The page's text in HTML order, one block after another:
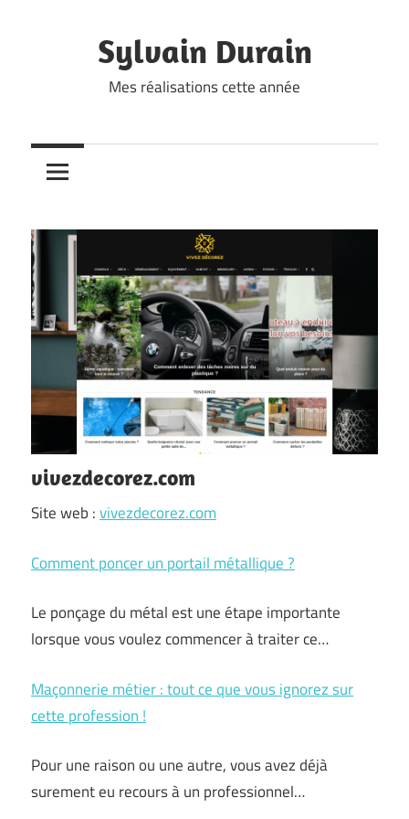
Sylvain Durain
Mes réalisations cette année
vivezdecorez.com
Site web :vivezdecorez.com
Comment poncer un portail métallique ?
Le ponçage du métal est une étape importante
lorsque vous voulez commencer à traiter ce…
Maçonnerie métier : tout ce que vous ignorez sur
cette profession !
Pour une raison ou une autre, vous avez déjà
surement eu recours à un professionnel…